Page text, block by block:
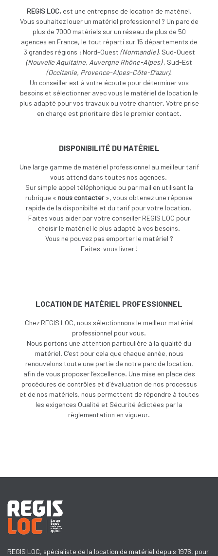
REGIS LOC, est une entreprise de location de matériel.
Vous souhaitez louer un matériel professionnel ? Un parc de
plus de 7000 matériels sur un réseau de plus de 50
agences en France, le tout réparti sur 15 départements de
3 grandes régions : Nord-Ouest (Normandie), Sud-Ouest
(Nouvelle Aquitaine, Auvergne Rhône-Alpes) , Sud-Est
(Occitanie, Provence-Alpes-Côte-D’azur).
Un conseiller est à votre écoute pour déterminer vos
besoins et sélectionner avec vous le matériel de location le
plus adapté pour vos travaux ou votre chantier. Votre prise
en charge est prioritaire dès le premier contact.
DISPONIBILITÉ DU MATÉRIEL
Une large gamme de matériel professionnel au meilleur tarif
vous attend dans toutes nos agences.
Sur simple appel téléphonique ou par mail en utilisant la
rubrique « nous contacter», vous obtenez une réponse
rapide de la disponibilté et du tarif pour votre location.
Faites vous aider par votre conseiller REGIS LOC pour
choisir le matériel le plus adapté à vos besoins.
Vous ne pouvez pas emporter le matériel ?
Faites-vous livrer !
LOCATION DE MATÉRIEL PROFESSIONNEL
Chez REGIS LOC, nous sélectionnons le meilleur matériel
professionnel pour vous.
Nous portons une attention particulière à la qualité du
matériel. C’est pour cela que chaque année, nous
renouvelons toute une partie de notre parc de location,
afin de vous proposer l’excellence. Une mise en place des
procédures de contrôles et d’évaluation de nos processus
et de nos matériels, nous permettent de répondre à toutes
les exigences Qualité et Sécurité édictées par la
règlementation en vigueur.
REGIS LOC, spécialiste de la location de matériel depuis 1976, pour